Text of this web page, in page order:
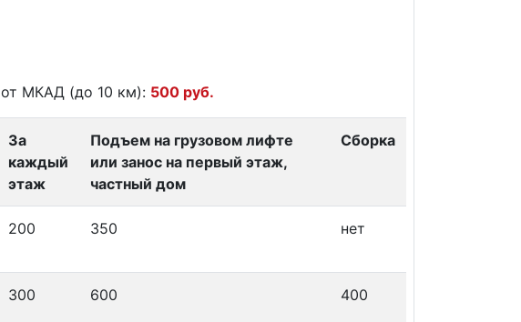
МКАД (до 10 км): 500 руб.
За
каждый
этаж
Подъем на грузовом лифте
или занос на первый этаж,
частный дом
Сборка
200 350 нет
300 600 400